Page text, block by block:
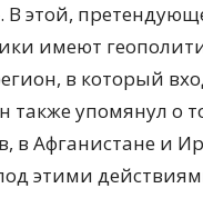
В этой,
имеют
в который
также упомянул о
в Афганистане и
этими